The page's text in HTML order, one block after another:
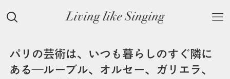
パリの芸術は、いつも暮らしのすぐ隣に
ある—ルーブル、オルセー、ガリエラ、